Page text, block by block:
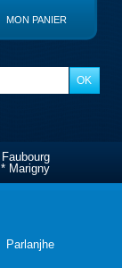
MON PANIER
Faubourg
* Marigny
Parlanjhe